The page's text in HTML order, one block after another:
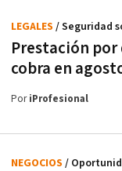
Prestación por
cobra en
LEGALES / Seguridad
PoriProfesional
NEGOCIOS /